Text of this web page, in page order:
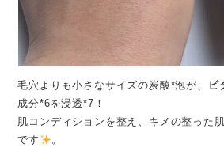
毛穴よりも小さなサイズの炭酸*泡が、 ビ
成分*6を浸透*7！
肌コンディションを整え、キメの整った
です
。